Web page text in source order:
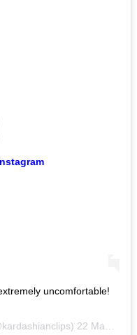
uncomfortable!
22 Мар 2020 в 6:14 PDT